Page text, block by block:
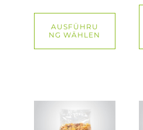
AUSFÜHRU
NG WÄHLEN
Produkt